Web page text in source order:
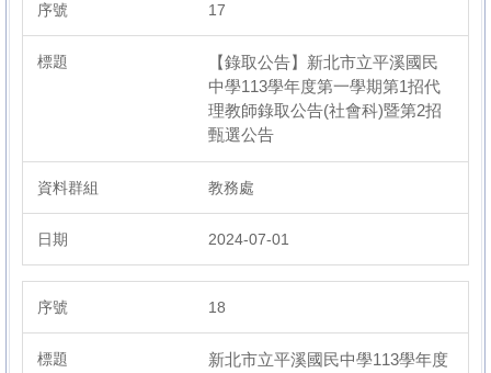
17
【錄取公告】新北市立平溪國民
中學113學年度第一學期第1招代
理教師錄取公告(社會科)暨第2招
甄選公告
教務處
2024-07-01
18
新北市立平溪國民中學113學年度